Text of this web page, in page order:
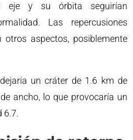
eje y su órbita seguirían
Las repercusiones
otros aspectos, posiblemente
un cráter de 1.6 km de
ancho, lo que provocaría un
6.7.